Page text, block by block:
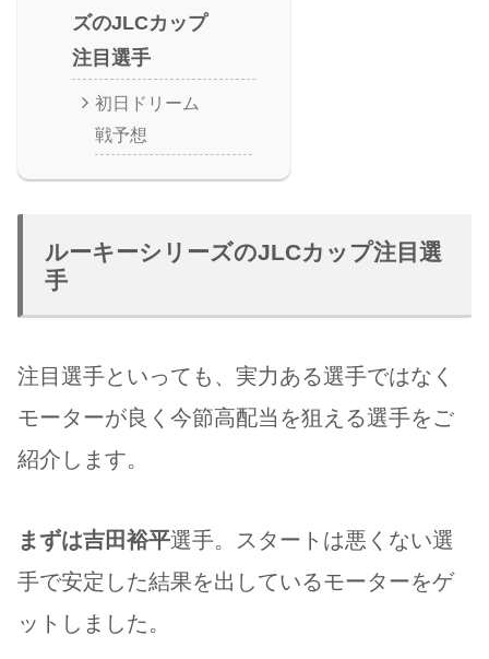
ズのJLCカップ
注目選手
初日ドリーム
戦予想
ルーキーシリーズのJLCカップ注目選
手
注目選手といっても、実力ある選手ではなく
モーターが良く今節高配当を狙える選手をご
紹介します。
まずは吉田裕平選手。スタートは悪くない選
手で安定した結果を出しているモーターをゲ
ットしました。